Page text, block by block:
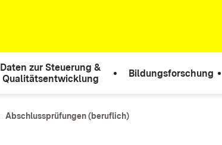
Daten zur Steuerung &
Qualitätsentwicklung
Bildungsforschung
Abschlussprüfungen (beruflich)